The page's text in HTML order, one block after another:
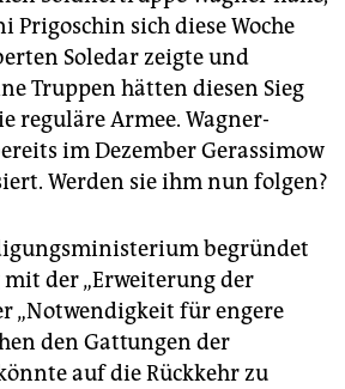
Prigoschin sich diese Woche
Soledar zeigte und
Truppen hätten diesen Sieg
reguläre Armee. Wagner-
im Dezember Gerassimow
Werden sie ihm nun folgen?
begründet
mit der „Erweiterung der
„Notwendigkeit für engere
den Gattungen der
auf die Rückkehr zu